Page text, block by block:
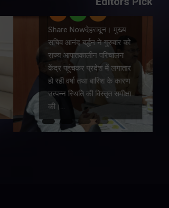
Share Nowदेहरादून। मुख्य
सचिव आनंद बर्द्धन ने गुरुवार को
राज्य आपातकालीन परिचालन
केंद्र पहुंचकर प्रदेश में लगातार
हो रही वर्षा तथा बारिश के कारण
उत्पन्न स्थिति की विस्तृत समीक्षा
की।…